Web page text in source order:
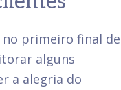
primeiro final de
alguns
a alegria do